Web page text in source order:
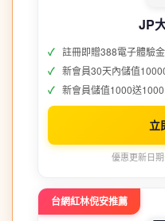
JP
註冊即贈388電子體驗金
新會員30天內儲值
新會員儲值1000送1000
立
優惠更新日
台網紅林倪安推薦